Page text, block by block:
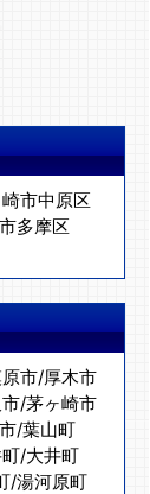
市中原区
多摩区
市/厚木市
/茅ヶ崎市
/葉山町
/大井町
/湯河原町